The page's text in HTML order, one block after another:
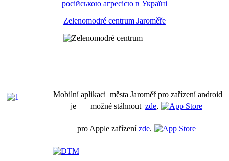
російською агресією в Україні
Zelenomodré centrum Jaroměře
Mobilní aplikaci města Jaroměř pro zařízení android
je možné stáhnout zde,
pro Apple zařízenízde.